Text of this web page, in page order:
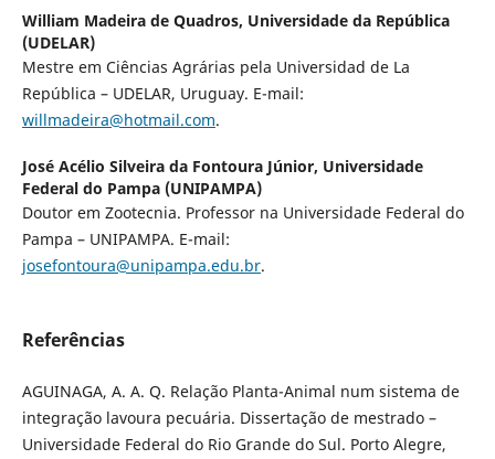
William Madeira de Quadros, Universidade da República
(UDELAR)
Mestre em Ciências Agrárias pela Universidad de La
República – UDELAR, Uruguay. E-mail:
willmadeira@hotmail.com.
José Acélio Silveira da Fontoura Júnior, Universidade
Federal do Pampa (UNIPAMPA)
Doutor em Zootecnia. Professor na Universidade Federal do
Pampa – UNIPAMPA. E-mail:
josefontoura@unipampa.edu.br.
Referências
AGUINAGA, A. A. Q. Relação Planta-Animal num sistema de
integração lavoura pecuária. Dissertação de mestrado –
Universidade Federal do Rio Grande do Sul. Porto Alegre,